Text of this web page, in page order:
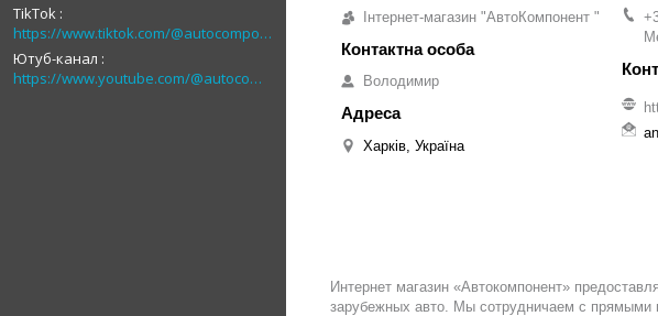
TikTok
https://www.tiktok.com/@autocomponent_1
Ютуб-канал
https://www.youtube.com/@autocomponent_ua
Інтернет-магазин "АвтоКомпонент "
Володимир
Харків, Україна
Интернет магазин «Автокомпонент»
зарубежных авто. Мы сотрудничаем с прямыми